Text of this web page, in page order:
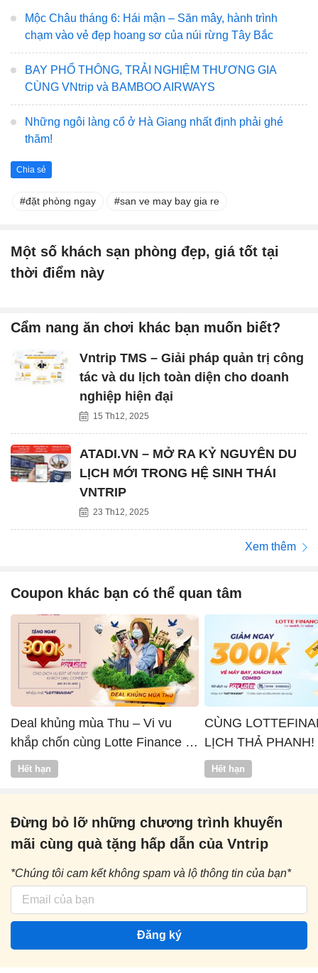
Mộc Châu tháng 6: Hái mận – Săn mây, hành trình
chạm vào vẻ đẹp hoang sơ của núi rừng Tây Bắc
BAY PHỔ THÔNG, TRẢI NGHIỆM THƯƠNG GIA
CÙNG VNtrip và BAMBOO AIRWAYS
Những ngôi làng cổ ở Hà Giang nhất định phải ghé
thăm!
Chia sẻ
đặt phòng ngay san ve may bay gia re
Một số khách sạn phòng đẹp, giá tốt tại
thời điểm này
Cẩm nang ăn chơi khác bạn muốn biết?
Vntrip TMS – Giải pháp quản trị công
tác và du lịch toàn diện cho doanh
nghiệp hiện đại
15 Th12, 2025
ATADI.VN – MỞ RA KỶ NGUYÊN DU
LỊCH MỚI TRONG HỆ SINH THÁI
VNTRIP
23 Th12, 2025
Xem thêm
Coupon khác bạn có thể quan tâm
Deal khủng mùa Thu – Vi vu
khắp chốn cùng Lotte Finance x
Vntrip
Hết hạn
CÙNG
LỊCH THẢ PHANH!
Hết hạn
Đừng bỏ lỡ những chương trình khuyến
mãi cùng quà tặng hấp dẫn của Vntrip
*Chúng tôi cam kết không spam và lộ thông tin của bạn*
Đăng ký